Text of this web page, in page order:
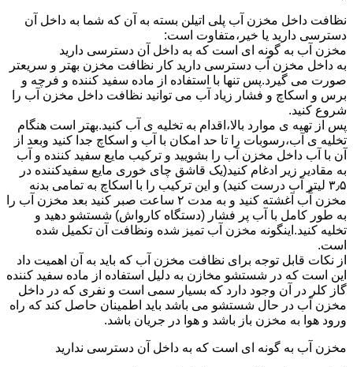
نظافت داخل مخزن آب پلی اتیلن بسته به آن که شما به داخل آن
دسترسی دارید یا خیر،متفاوت است:
مخزن آب به گونه ای است که به داخل آن دسترسی دارید
به داخل مخزن آب دسترسی دارید کار نظافت مخزن بهتر و سریعتر
صورت می گیرد.پس تنها با استفاده از ماده سفید کننده و فرچه و
برس و اسکاچ و فشار زیاد آب می توانید نظافت داخل مخزن آب را
شروع کنید.
پس از تهیه ی موارد بالا،اقدام به تخلیه ی آب کنید.بهتر است هنگام
تخلیه ی آب،رسوبات را تا حد امکان با آب و اسکاچ جدا کنید وبعد از
آن با آب داخل مخزن آب را بشویید و ترکیب مایع سفید کننده و آب
به مقادیر زیر ادغام کنید(یک قاشق چای خوری مایع سفیدکننده در
۳٫۵ لیتر آب درست کنید) و این ترکیب را با اسکاچ به تمامی بدنه
مخزن آّب آغشته کنید و به مدت ۲ ساعت صبر کنید بعد مخزن آب را
به طور کامل با آب پر فشار (دستگاه کارواش) شستشو دهید و
تخلیه کنید.اینگونه مخزن آب تمیز شده ونظافت آن تکمیل شده
است.
از نکات قابل توجه برای نظافت مخزن آب که باید به آن اهمیت داد
این است که در شستشو مخازن به دلیل استفاده از ماده سفید کننده
گاز کلر در آن وجود دارد که بسیار سمی است و نفری که در داخل
مخزن آب در حال شستشو می باشد باید اطمینان حاصل کند که راه
ورود هوا به مخزن باز باشد و هوا در جریان باشد.
مخزن آب به گونه ای است که به داخل آن دسترسی ندارید